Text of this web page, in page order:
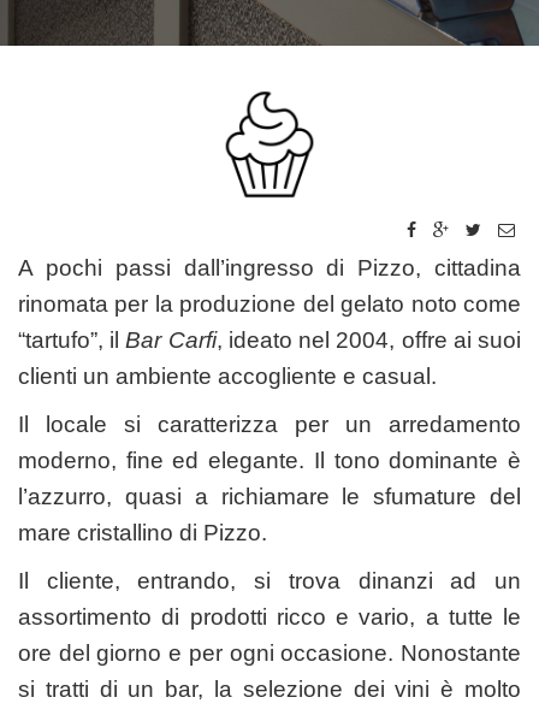
A pochi passi dall’ingresso di Pizzo, cittadina
rinomata per la produzione del gelato noto come
“tartufo”, ilBar Carfi, ideato nel 2004, offre ai suoi
clienti un ambiente accogliente e casual.
Il locale si caratterizza per un arredamento
moderno, fine ed elegante. Il tono dominante è
l’azzurro, quasi a richiamare le sfumature del
mare cristallino di Pizzo.
Il cliente, entrando, si trova dinanzi ad un
assortimento di prodotti ricco e vario, a tutte le
ore del giorno e per ogni occasione. Nonostante
si tratti di un bar, la selezione dei vini è molto